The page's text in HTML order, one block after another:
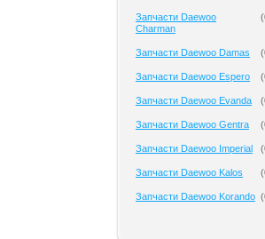
Запчасти Daewoo
Charman
(
Запчасти Daewoo Damas (
Запчасти Daewoo Espero (
Запчасти Daewoo Evanda (
Запчасти Daewoo Gentra (
Запчасти Daewoo Imperial (
Запчасти Daewoo Kalos (
Запчасти Daewoo Korando (